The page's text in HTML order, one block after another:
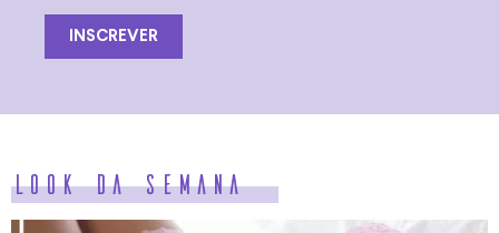
Look da semana